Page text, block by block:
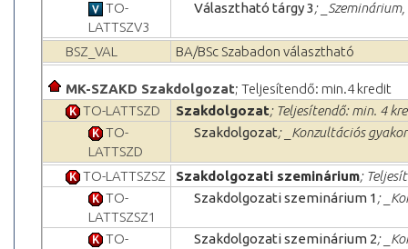
TO-
LATTSZV3
Választható tárgy 3;
BSZ_VAL BA/BSc Szabadon választható
MK-SZAKD Szakdolgozat; Teljesítendő: min.4 kredit
TO-LATTSZD
Szakdolgozat; Teljesítendő: min. 4
TO-
LATTSZD
Szakdolgozat; _Konzultációs
TO-LATTSZSZ Szakdolgozati szeminárium;
TO-
LATTSZSZ1
Szakdolgozati szeminárium 1;
TO-
Szakdolgozati szeminárium 2;